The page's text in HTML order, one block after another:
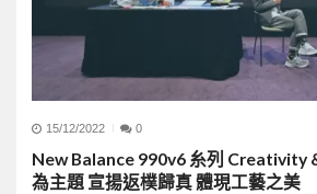
15/12/2022 0
New Balance 990v6 糸列 Creativity
為主題 宣揚返樸歸真 體現工藝之美